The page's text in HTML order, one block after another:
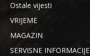
Ostale vijesti
VRIJEME
MAGAZIN
SERVISNE INFORMACIJE